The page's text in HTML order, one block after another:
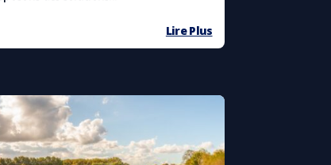
Lire Plus